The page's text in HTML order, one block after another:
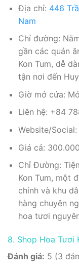
Địa chỉ: 446
Nam
Chỉ đường:
gần các quán
Kon Tum, dễ
tận nơi đến
Giờ mở cửa:
Liên hệ: +84
Website/
Giá cả:
Chỉ Đường:
Kon Tum, một
chính và khu
hàng chuyên
hoa tươi
8. Shop Hoa Tươi
Đánh giá: 5 (3